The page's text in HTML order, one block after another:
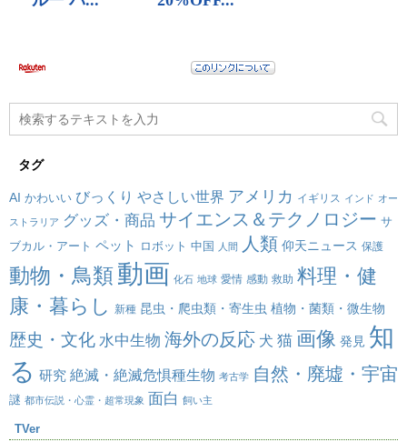
タグ
AI かわいい びっくり やさしい世界 アメリカ イギリス インド オー
ストラリア グッズ・商品 サイエンス＆テクノロジー サ
ブカル・アート ペット ロボット 中国 人間 人類 仰天ニュース 保護
動物・鳥類動画 化石 地球 愛情 感動 救助 料理・健
康・暮らし
新種 昆虫・爬虫類・寄生虫 植物・菌類・微生物
歴史・文化 水中生物 海外の反応 犬 猫 画像 発見 知
る 研究 絶滅・絶滅危惧種生物 考古学 自然・廃墟・宇宙
謎 都市伝説・心霊・超常現象 面白 飼い主
TVer